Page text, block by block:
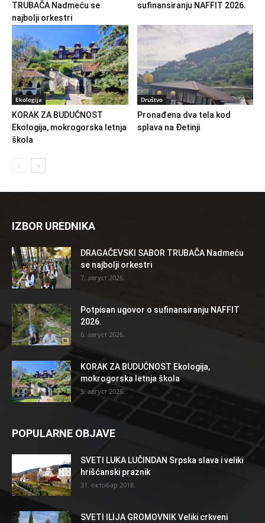
TRUBAČA Nadmeću se
najbolji orkestri
sufinansiranju NAFFIT 2026.
Ekologija
KORAK ZA BUDUĆNOST
Ekologija, mokrogorska letnja
škola
Društvo
Pronađena dva tela kod
splava na Đetinji
IZBOR UREDNIKA
DRAGAČEVSKI SABOR TRUBAČA Nadmeću
se najbolji orkestri
7. август 2026.
Potpisan ugovor o sufinansiranju NAFFIT
2026.
6. август 2026.
KORAK ZA BUDUĆNOST Ekologija,
mokrogorska letnja škola
5. август 2026.
POPULARNE OBJAVE
SVETI LUKA LUČINDAN Srpska slava i veliki
hrišćanski praznik
31. октобар 2018.
SVETI ILIJA GROMOVNIK Veliki crkveni